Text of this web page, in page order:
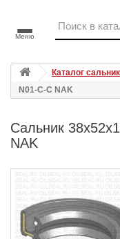
Меню
Каталог
N01-C-C NAK
Сальник
NAK